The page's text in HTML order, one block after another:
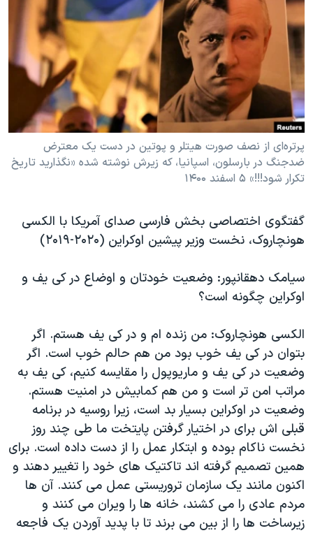
فرهنگ و زندگی
حقوق شهروندی
اقتصادی
علم و فناوری
اسرائیل در جنگ
آرشیو پخش زنده
مستندها
انتخابات ریاست جمهوری آمریکا ۲۰۲۴
حمله جمهوری اسلامی به اسرائیل
رمز مهسا
ورزش زنان در ایران
مجموعه مستندهای دادخواهی
دادگاه حمید نوری
چهل سال گروگان‌گیری
اعتراضات مردمی آبان ۹۸
نرگس محمدی برنده جایزه نوبل صلح
همایش محافظه‌کاران آمریکا «سی‌پک»
صفحه‌های ویژه
سفر پرزیدنت ترامپ به چین
دنبال کنید
زبانهای مختلف
پرتره‌ای از نصف صورت هیتلر و پوتین در دست یک معترض
ضدجنگ در بارسلون، اسپانیا، که زیرش نوشته شده «نگذارید تاریخ
تکرار شود!!!» ۵ اسفند ۱۴۰۰
گفتگوی اختصاصی بخش فارسی صدای آمریکا با الکسی
هونچاروک، نخست وزیر پیشین اوکراین (۲۰۲۰-۲۰۱۹)
سیامک دهقانپور: وضعیت خودتان و اوضاع در کی یف و
اوکراین چگونه است؟
الکسی هونچاروک: من زنده ام و در کی یف هستم. اگر
بتوان در کی یف خوب بود من هم حالم خوب است. اگر
وضعیت در کی یف و ماریوپول را مقایسه کنیم، کی یف به
مراتب امن تر است و من هم کمابیش در امنیت هستم.
وضعیت در اوکراین بسیار بد است، زیرا روسیه در برنامه
قبلی اش برای در اختیار گرفتن پایتخت ما طی چند روز
نخست ناکام بوده و ابتکار عمل را از دست داده است. برای
همین تصمیم گرفته اند تاکتیک های خود را تغییر دهند و
اکنون مانند یک سازمان تروریستی عمل می کنند. آن ها
مردم عادی را می کشند، خانه ها را ویران می کنند و
زیرساخت ها را از بین می برند تا با پدید آوردن یک فاجعه